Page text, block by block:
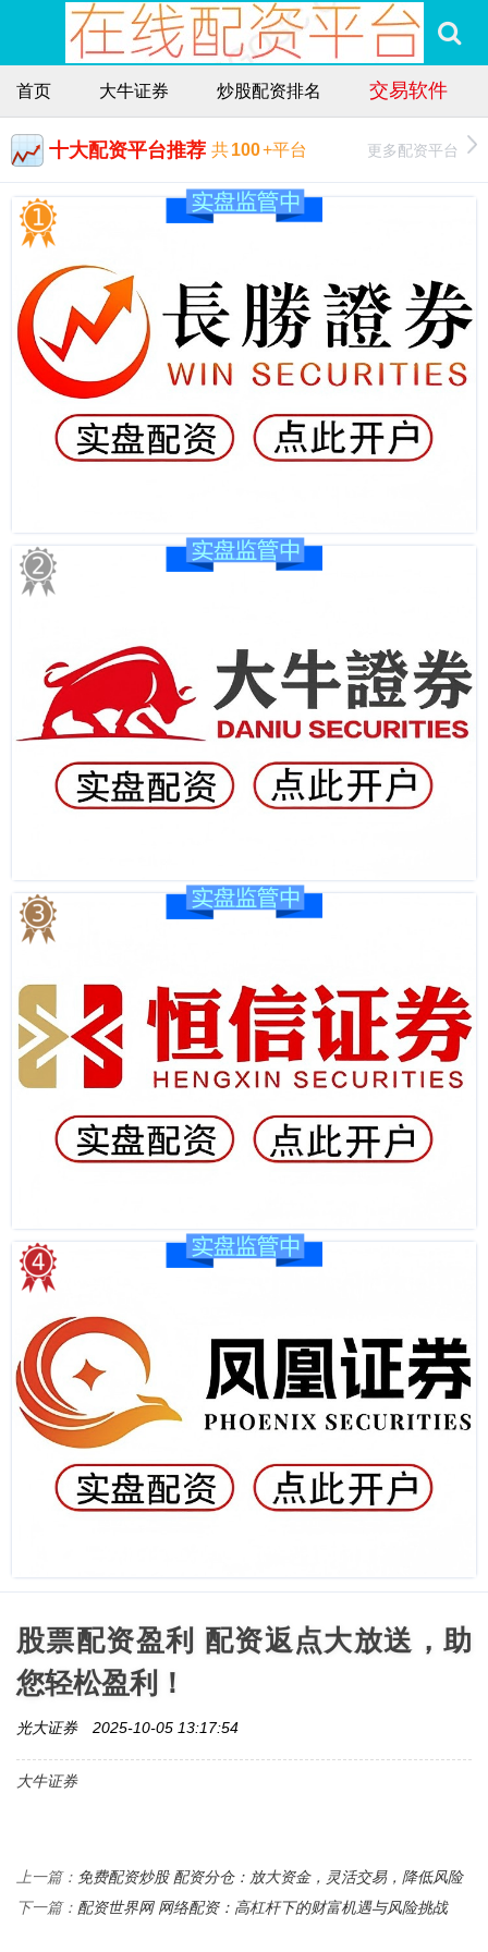
首页 大牛证券 炒股配资排名 交易软件
十大配资平台推荐 共100+平台 更多配资平台
股票配资盈利 配资返点大放送，助
您轻松盈利！
光大证券 2025-10-05 13:17:54
大牛证券
上一篇： 免费配资炒股 配资分仓：放大资金，灵活交易，降低风险
下一篇： 配资世界网 网络配资：高杠杆下的财富机遇与风险挑战